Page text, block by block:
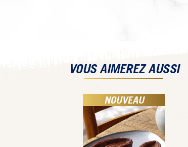
VOUS AIMEREZ AUSSI
NOUVEAU